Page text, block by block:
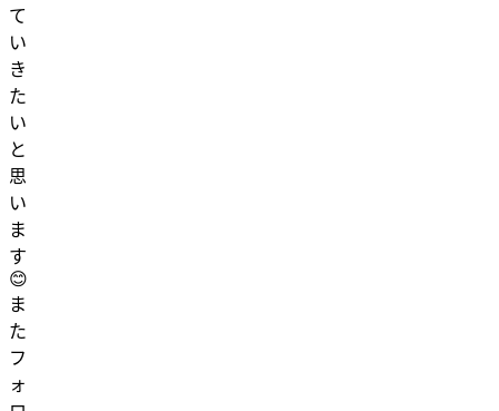
て
い
き
た
い
と
思
い
ま
す
😊
ま
た
フ
ォ